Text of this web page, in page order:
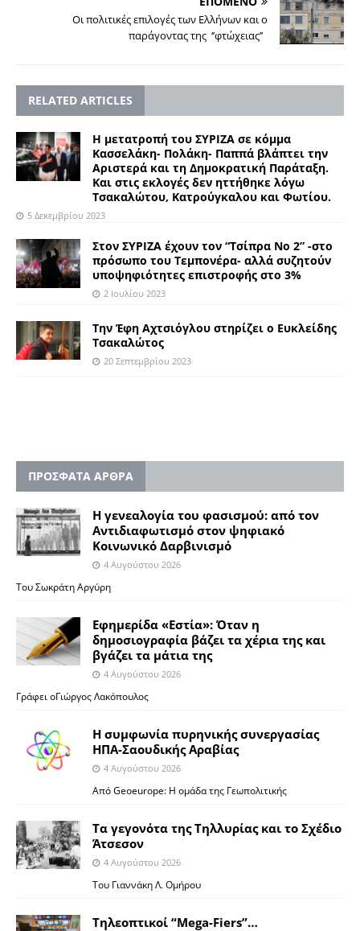
Οι πολιτικές επιλογές των Ελλήνων και ο
παράγοντας της ‘’φτώχειας’’
RELATED ARTICLES
Η μετατροπή του ΣΥΡΙΖΑ σε κόμμα
Κασσελάκη- Πολάκη- Παππά βλάπτει την
Αριστερά και τη Δημοκρατική Παράταξη.
Και στις εκλογές δεν ηττήθηκε λόγω
Τσακαλώτου, Κατρούγκαλου και Φωτίου.
5 Δεκεμβρίου 2023
Στον ΣΥΡΙΖΑ έχουν τον “Τσίπρα Νο 2” -στο
πρόσωπο του Τεμπονέρα- αλλά συζητούν
υποψηφιότητες επιστροφής στο 3%
2 Ιουλίου 2023
Την Έφη Αχτσιόγλου στηρίζει ο Ευκλείδης
Τσακαλώτος
20 Σεπτεμβρίου 2023
ΠΡΟΣΦΑΤΑ ΑΡΘΡΑ
Η γενεαλογία του φασισμού: από τον
Αντιδιαφωτισμό στον ψηφιακό
Κοινωνικό Δαρβινισμό
4 Αυγούστου 2026
Του Σωκράτη Αργύρη
Εφημερίδα «Εστία»: Όταν η
δημοσιογραφία βάζει τα χέρια της και
βγάζει τα μάτια της
4 Αυγούστου 2026
Γράφει οΓιώργος Λακόπουλος
Η συμφωνία πυρηνικής συνεργασίας
ΗΠΑ-Σαουδικής Αραβίας
4 Αυγούστου 2026
Από Geoeurope: H ομάδα της Γεωπολιτικής
Τα γεγονότα της Τηλλυρίας και το Σχέδιο
Άτσεσον
4 Αυγούστου 2026
Toυ Γιαννάκη Λ. Ομήρου
Tηλεοπτικοί “Mega-Fiers”…